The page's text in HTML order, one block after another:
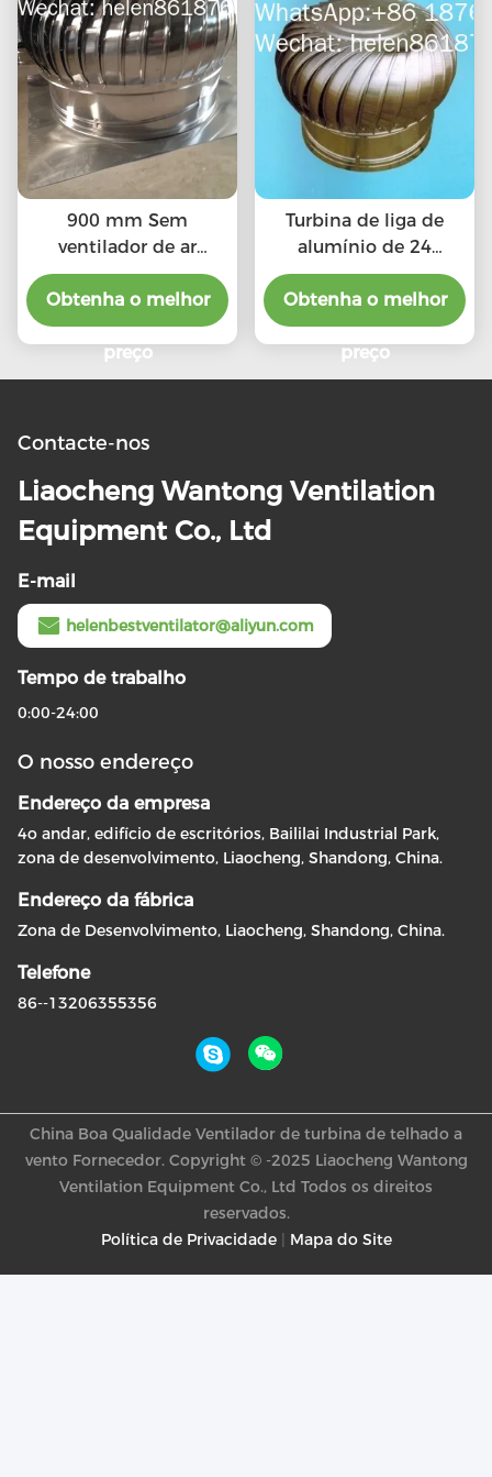
900 mm Sem
ventilador de ar
condicionado
Obtenha o melhor
preço
Turbina de liga de
alumínio de 24
polegadas sem
ventilador de
eletricidade
Obtenha o melhor
preço
Contacte-nos
Liaocheng Wantong Ventilation
Equipment Co., Ltd
E-mail
helenbestventilator@aliyun.com
Tempo de trabalho
0:00-24:00
O nosso endereço
Endereço da empresa
4o andar, edifício de escritórios, Baililai Industrial Park,
zona de desenvolvimento, Liaocheng, Shandong, China.
Endereço da fábrica
Zona de Desenvolvimento, Liaocheng, Shandong, China.
Telefone
86--13206355356
Política de Privacidade| Mapa do Site
China Boa Qualidade Ventilador de turbina de telhado a
vento Fornecedor. Copyright © -2025 Liaocheng Wantong
Ventilation Equipment Co., Ltd Todos os direitos
reservados.